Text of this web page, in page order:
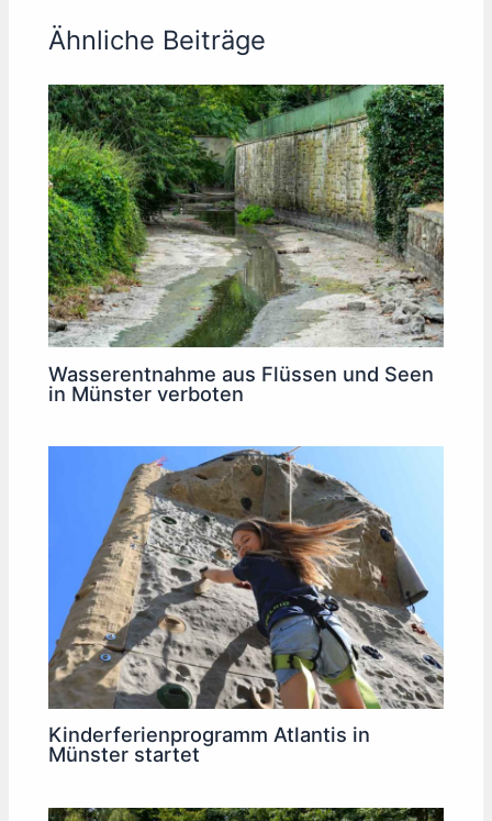
Ähnliche Beiträge
Wasserentnahme aus Flüssen und Seen
in Münster verboten
Kinderferienprogramm Atlantis in
Münster startet